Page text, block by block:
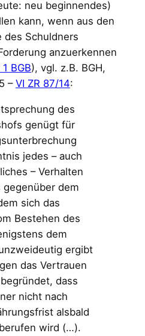
neu beginnendes)
kann, wenn aus den
des Schuldners
anzuerkennen
BGB), vgl. z.B. BGH,
– VI ZR 87/14:
des
genügt für
jedes – auch
– Verhalten
dem
sich das
Bestehen des
dem
ergibt
das Vertrauen
dass
nicht nach
alsbald
wird (…).